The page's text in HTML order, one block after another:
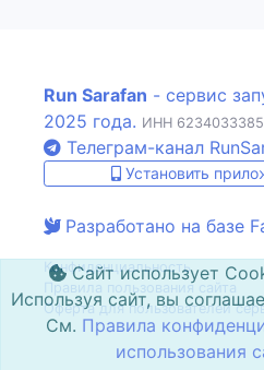
Run Sarafan - сервис
2025 года. ИНН
Телеграм-канал
Установить
Разработано на базе
Конфиденциальность
Правила пользования сайта
Оферта для пользователей
Сайт использует
Используя сайт, вы
См. Правила
использования